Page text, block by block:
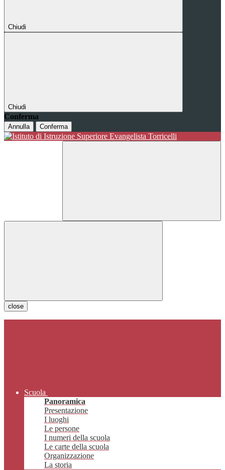
Chiudi
Chiudi
Conferma
Annulla Conferma
close
Scuola
Panoramica
Presentazione
I luoghi
Le persone
I numeri della scuola
Le carte della scuola
Organizzazione
La storia